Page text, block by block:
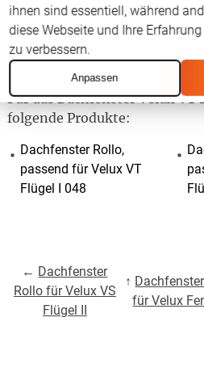
Für das Dachfenster Velux
folgende Produkte:
Dachfenster Rollo,
passend für Velux VT
Flügel I 048
← Dachfenster
Rollo für Velux VS
Flügel II
↑
für Velux
ihnen sind essentiell, während
diese Webseite und Ihre
zu verbessern.
Anpassen